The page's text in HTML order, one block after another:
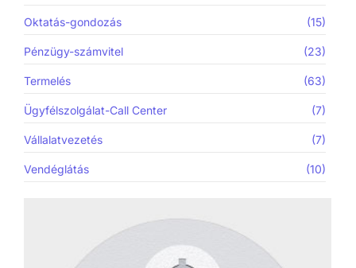
Oktatás-gondozás (15)
Pénzügy-számvitel (23)
Termelés (63)
Ügyfélszolgálat-Call Center (7)
Vállalatvezetés (7)
Vendéglátás (10)